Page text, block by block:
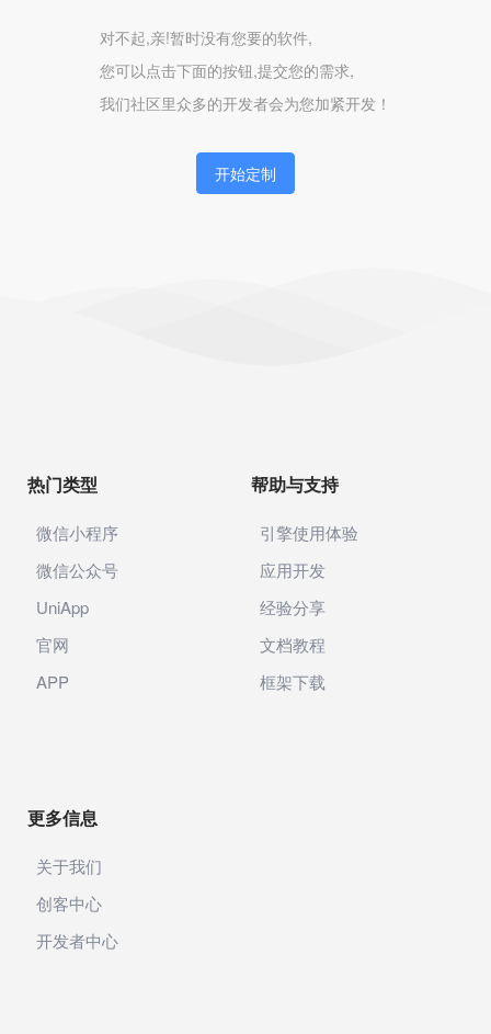
对不起,亲!暂时没有您要的软件,
您可以点击下面的按钮,提交您的需求,
我们社区里众多的开发者会为您加紧开发！
开始定制
热门类型
微信小程序
微信公众号
UniApp
官网
APP
帮助与支持
引擎使用体验
应用开发
经验分享
文档教程
框架下载
更多信息
关于我们
创客中心
开发者中心